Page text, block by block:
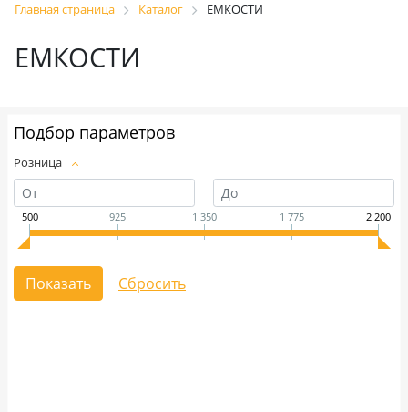
Главная страница Каталог ЕМКОСТИ
ЕМКОСТИ
Подбор параметров
Розница
500 925 1 350 1 775 2 200